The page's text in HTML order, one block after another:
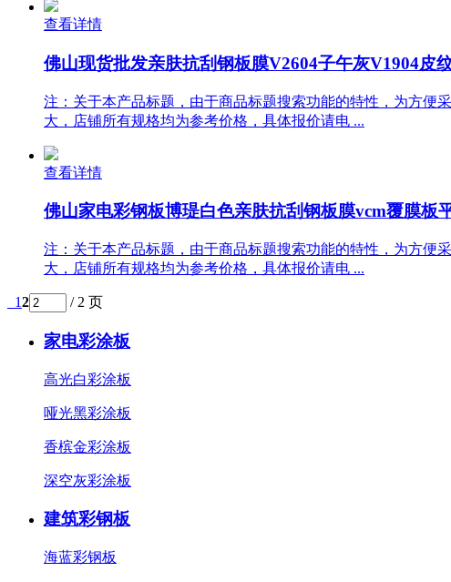
查看详情
佛山现货批发亲肤抗刮钢板膜V2604子午灰V1904皮
注：关于本产品标题，由于商品标题搜索功能的特性，为方便
大，店铺所有规格均为参考价格，具体报价请电 ...
查看详情
佛山家电彩钢板博瑅白色亲肤抗刮钢板膜vcm覆膜板
注：关于本产品标题，由于商品标题搜索功能的特性，为方便
大，店铺所有规格均为参考价格，具体报价请电 ...
12 / 2 页
家电彩涂板
高光白彩涂板
哑光黑彩涂板
香槟金彩涂板
深空灰彩涂板
建筑彩钢板
海蓝彩钢板